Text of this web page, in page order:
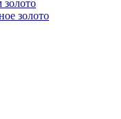
золото
золото